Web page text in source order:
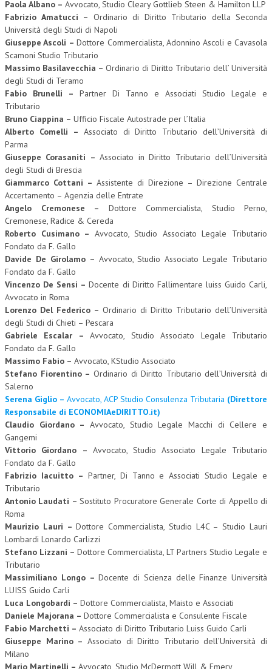
Paola Albano – Avvocato, Studio Cleary Gottlieb Steen & Hamilton LLP
Fabrizio Amatucci – Ordinario di Diritto Tributario della Seconda
Università degli Studi di Napoli
Giuseppe Ascoli –Dottore Commercialista, Adonnino Ascoli e Cavasola
Scamoni Studio Tributario
Massimo Basilavecchia – Ordinario di Diritto Tributario dell’ Università
degli Studi di Teramo
Fabio Brunelli – Partner Di Tanno e Associati Studio Legale e
Tributario
Bruno Ciappina – Ufficio Fiscale Autostrade per l’Italia
Alberto Comelli – Associato di Diritto Tributario dell’Università di
Parma
Giuseppe Corasaniti –Associato in Diritto Tributario dell’Università
degli Studi di Brescia
Giammarco Cottani – Assistente di Direzione – Direzione Centrale
Accertamento – Agenzia delle Entrate
Angelo Cremonese – Dottore Commercialista, Studio Perno,
Cremonese, Radice & Cereda
Roberto Cusimano – Avvocato, Studio Associato Legale Tributario
Fondato da F. Gallo
Davide De Girolamo – Avvocato, Studio Associato Legale Tributario
Fondato da F. Gallo
Vincenzo De Sensi –Docente di Diritto Fallimentare luiss Guido Carli,
Avvocato in Roma
Lorenzo Del Federico – Ordinario di Diritto Tributario dell’Università
degli Studi di Chieti – Pescara
Gabriele Escalar –Avvocato, Studio Associato Legale Tributario
Fondato da F. Gallo
Massimo Fabio – Avvocato, KStudio Associato
Stefano Fiorentino – Ordinario di Diritto Tributario dell’Università di
Salerno
Serena Giglio – Avvocato, ACP Studio Consulenza Tributaria (Direttore
Responsabile di ECONOMIAeDIRITTO.it)
Claudio Giordano – Avvocato, Studio Legale Macchi di Cellere e
Gangemi
Vittorio Giordano – Avvocato, Studio Associato Legale Tributario
Fondato da F. Gallo
Fabrizio Iacuitto – Partner, Di Tanno e Associati Studio Legale e
Tributario
Antonio Laudati –Sostituto Procuratore Generale Corte di Appello di
Roma
Maurizio Lauri –Dottore Commercialista, Studio L4C – Studio Lauri
Lombardi Lonardo Carlizzi
Stefano Lizzani – Dottore Commercialista, LT Partners Studio Legale e
Tributario
Massimiliano Longo –Docente di Scienza delle Finanze Università
LUISS Guido Carli
Luca Longobardi – Dottore Commercialista, Maisto e Associati
Daniele Majorana – Dottore Commercialista e Consulente Fiscale
Fabio Marchetti – Associato di Diritto Tributario Luiss Guido Carli
Giuseppe Marino – Associato di Diritto Tributario dell’Università di
Milano
Mario Martinelli – Avvocato, Studio McDermott Will & Emery